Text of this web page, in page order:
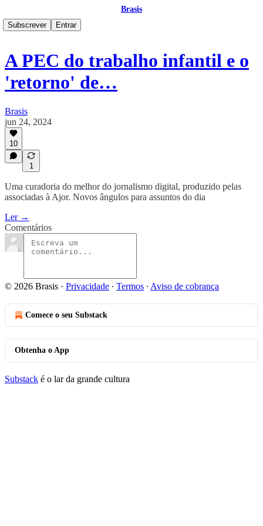
Brasis
Subscrever
Entrar
A PEC do trabalho infantil e o
'retorno' de…
Brasis
jun 24, 2024
10
1
Uma curadoria do melhor do jornalismo digital, produzido pelas
associadas à Ajor. Novos ângulos para assuntos do dia
Ler →
Comentários
© 2026 Brasis · Privacidade ∙ Termos ∙ Aviso de cobrança
Comece o seu Substack
Obtenha o App
Substack é o lar da grande cultura